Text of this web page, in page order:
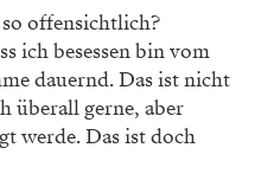
offensichtlich?
ich besessen bin vom
dauernd. Das ist nicht
überall gerne, aber
werde. Das ist doch